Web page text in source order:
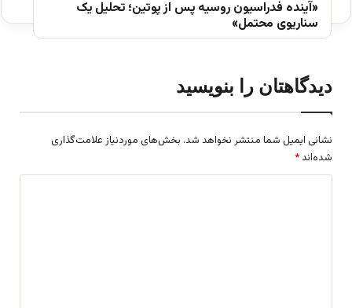
«آینده فدراسیون روسیه پس از پوتین؛ تحلیل یک
سناریوی محتمل»
دیدگاهتان را بنویسید
نشانی ایمیل شما منتشر نخواهد شد. بخش‌های موردنیاز علامت‌گذاری
شده‌اند *